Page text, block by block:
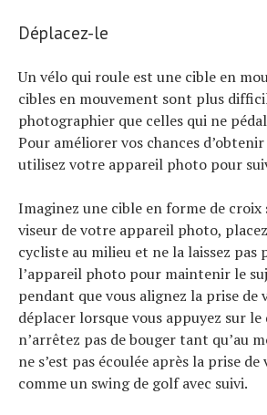
Déplacez-le
Un vélo qui roule est une cible en
cibles en mouvement sont plus
photographier que celles qui ne
Pour améliorer vos chances
utilisez votre appareil photo pour
Imaginez une cible en forme de croix
viseur de votre appareil photo,
cycliste au milieu et ne la laissez pas
l’appareil photo pour maintenir le
pendant que vous alignez la prise de
déplacer lorsque vous appuyez sur
n’arrêtez pas de bouger tant qu’au
ne s’est pas écoulée après la prise
comme un swing de golf avec suivi.